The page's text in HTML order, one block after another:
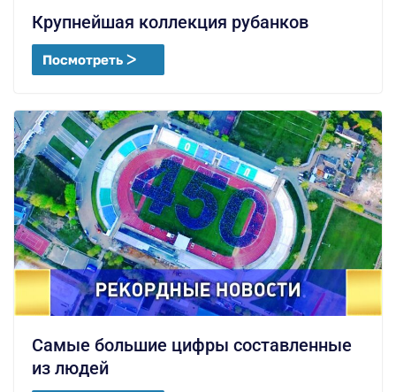
Крупнейшая коллекция рубанков
Посмотреть ᐳ
Самые большие цифры составленные
из людей